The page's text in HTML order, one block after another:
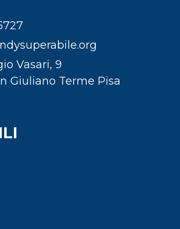
Vasari, 9
Giuliano Terme Pisa